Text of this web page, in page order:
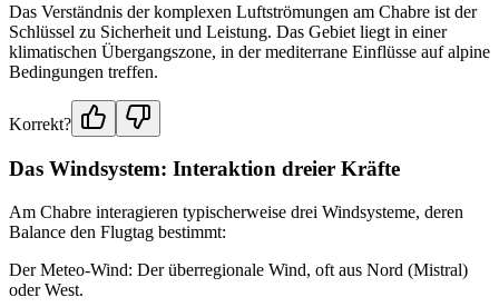
Das Verständnis der komplexen Luftströmungen am Chabre ist der
Schlüssel zu Sicherheit und Leistung. Das Gebiet liegt in einer
klimatischen Übergangszone, in der mediterrane Einflüsse auf alpine
Bedingungen treffen.
Korrekt?
Das Windsystem: Interaktion dreier Kräfte
Am Chabre interagieren typischerweise drei Windsysteme, deren
Balance den Flugtag bestimmt:
Der Meteo-Wind: Der überregionale Wind, oft aus Nord (Mistral)
oder West.